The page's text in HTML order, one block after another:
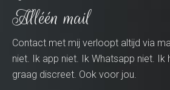
Alléén mail
Contact met mij verloopt altijd via
niet. Ik app niet. Ik Whatsapp niet. Ik
graag discreet. Ook voor jou.